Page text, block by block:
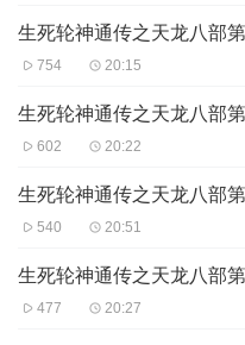
生死轮神通传之天龙八部
754 20:15
生死轮神通传之天龙八部
602 20:22
生死轮神通传之天龙八部
540 20:51
生死轮神通传之天龙八部
477 20:27